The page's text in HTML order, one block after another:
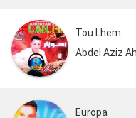
Tou Lhem
Europa